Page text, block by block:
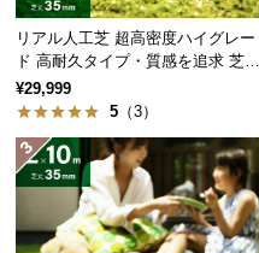
ブ
ロ
企
業
プレーン葉
フレッシュ
グリーン
プレーン葉
オリーブ
グリーン
ウェーブ葉
グリーン
リアル人工芝 超高密度ハイグレー
ド 高耐久タイプ・質感を追求 芝丈
35mm 2×10m
¥29,999
5 （3）